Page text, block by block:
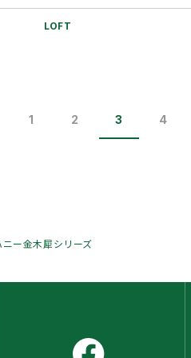
LOFT
1 2 3 4
ー金木犀シリーズ